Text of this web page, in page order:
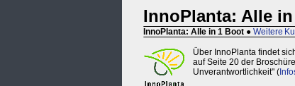
InnoPlanta: Alle
InnoPlanta: Alle in 1 Boot ● Weitere
Über InnoPlanta findet
auf Seite 20 der
Unverantwortlichkeit" (